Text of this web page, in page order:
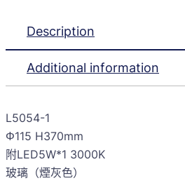
Description
Additional information
L5054-1
Φ115 H370mm
附LED5W*1 3000K
玻璃（煙灰色）